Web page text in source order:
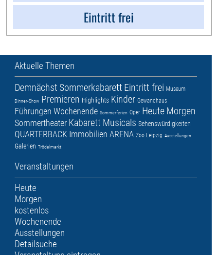
Eintritt frei
Aktuelle Themen
Demnächst Sommerkabarett Eintritt frei Museum
Dinner-Show Premieren Highlights Kinder Gewandhaus
Führungen Wochenende Sommerferien Oper Heute Morgen
Sommertheater Kabarett Musicals Sehenswürdigkeiten
QUARTERBACK Immobilien ARENA Zoo Leipzig Ausstellungen
Galerien Trödelmarkt
Veranstaltungen
Heute
Morgen
kostenlos
Wochenende
Ausstellungen
Detailsuche